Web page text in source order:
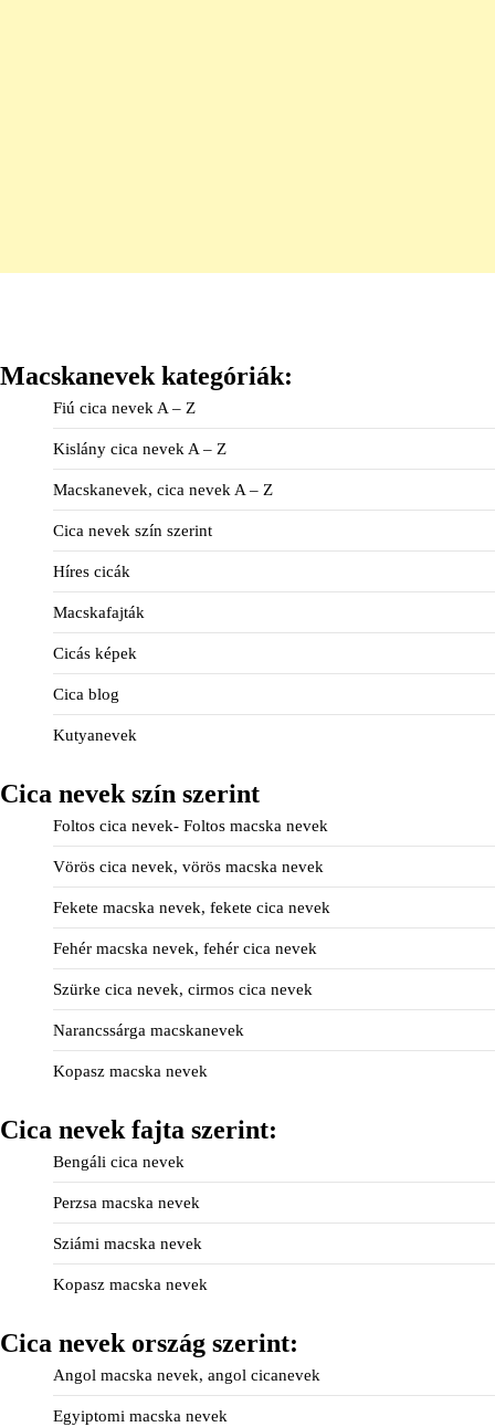
Macskanevek kategóriák:
Fiú cica nevek A – Z
Kislány cica nevek A – Z
Macskanevek, cica nevek A – Z
Cica nevek szín szerint
Híres cicák
Macskafajták
Cicás képek
Cica blog
Kutyanevek
Cica nevek szín szerint
Foltos cica nevek- Foltos macska nevek
Vörös cica nevek, vörös macska nevek
Fekete macska nevek, fekete cica nevek
Fehér macska nevek, fehér cica nevek
Szürke cica nevek, cirmos cica nevek
Narancssárga macskanevek
Kopasz macska nevek
Cica nevek fajta szerint:
Bengáli cica nevek
Perzsa macska nevek
Sziámi macska nevek
Kopasz macska nevek
Cica nevek ország szerint:
Angol macska nevek, angol cicanevek
Egyiptomi macska nevek